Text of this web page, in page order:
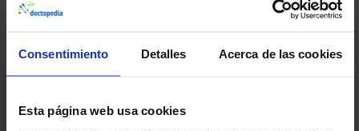
Consentimiento Detalles Acerca de las cookies
Esta página web usa cookies
más sólidos de la resistencia a la insulina y los
de cualquier otro sistema corporal.Sin embargo,
el sueño por sí solo no predice directamente los
niveles de tejido adiposo visceral, lo que sugiere que